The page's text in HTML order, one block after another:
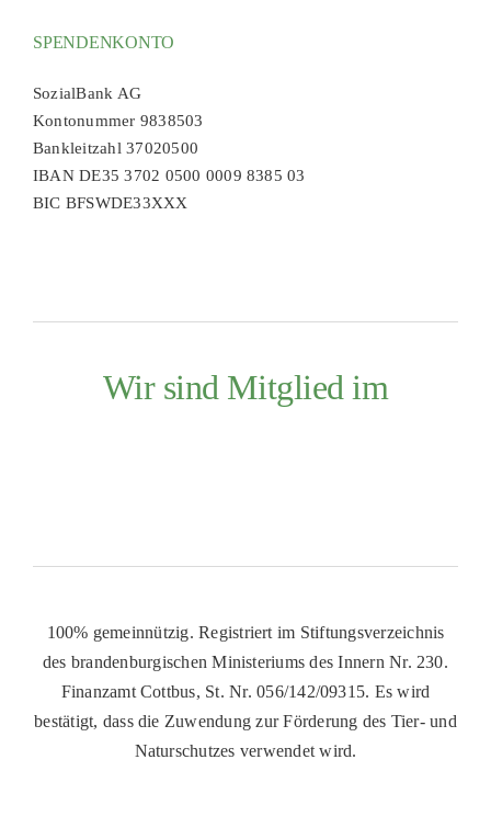
SPENDENKONTO
SozialBank AG
Kontonummer 9838503
Bankleitzahl 37020500
IBAN DE35 3702 0500 0009 8385 03
BIC BFSWDE33XXX
Wir sind Mitglied im
100% gemeinnützig. Registriert im Stiftungsverzeichnis
des brandenburgischen Ministeriums des Innern Nr. 230.
Finanzamt Cottbus, St. Nr. 056/142/09315. Es wird
bestätigt, dass die Zuwendung zur Förderung des Tier- und
Naturschutzes verwendet wird.